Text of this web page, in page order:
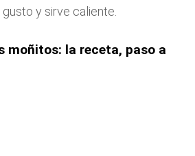
y sirve caliente.
moñitos: la receta, paso a